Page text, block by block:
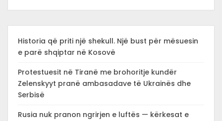
Historia që priti një shekull. Një bust për mësuesin
e parë shqiptar në Kosovë
Protestuesit në Tiranë me brohoritje kundër
Zelenskyyt pranë ambasadave të Ukrainës dhe
Serbisë
Rusia nuk pranon ngrirjen e luftës — kërkesat e